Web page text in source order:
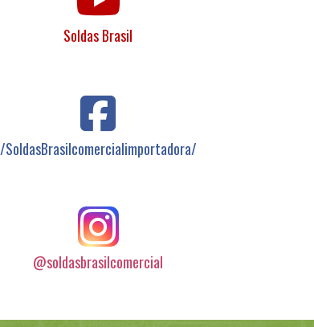
Soldas Brasil
/SoldasBrasilcomercialimportadora/
@soldasbrasilcomercial